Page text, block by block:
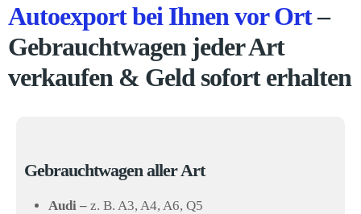
Autoexport bei Ihnen vor Ort–
Gebrauchtwagen jeder Art
verkaufen & Geld sofort erhalten
Gebrauchtwagen aller Art
Audi – z. B. A3, A4, A6, Q5